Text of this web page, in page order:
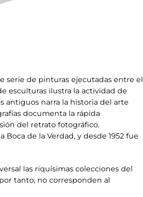
serie de pinturas ejecutadas entre el
esculturas ilustra la actividad de
antiguos narra la historia del arte
documenta la rápida
del retrato fotográfico.
de la Verdad, y desde 1952 fue
las riquísimas colecciones del
tanto, no corresponden al